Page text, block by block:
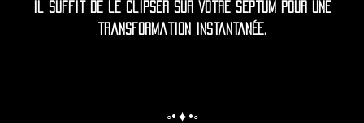
Il suffit de le clipser sur votre septum pour une
transformation instantanée.
◦•✦•◦